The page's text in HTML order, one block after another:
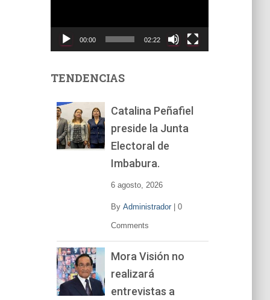
t
00:00 02:22
TENDENCIAS
Catalina Peñafiel
preside la Junta
Electoral de
Imbabura.
6 agosto, 2026
By Administrador| 0
Comments
Mora Visión no
realizará
entrevistas a